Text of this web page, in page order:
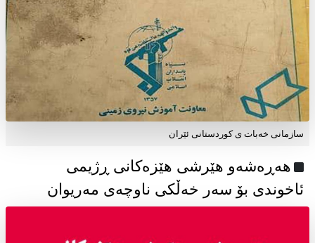
سازمانی خەبات ی كوردستانی ئێران
هەڕەشەو هێرشی هێزەکانی ڕژیمی
ئاخوندی بۆ سەر خەڵکی ناوچەی مەریوان